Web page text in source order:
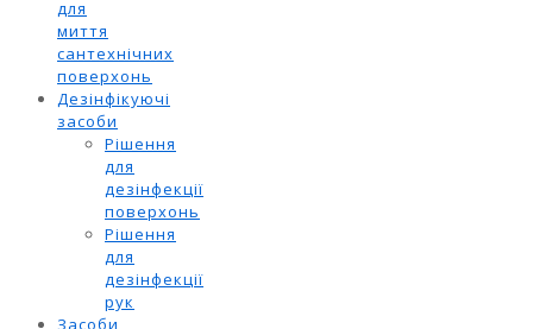
для
миття
сантехнічних
поверхонь
Дезінфікуючі
засоби
Рішення
для
дезінфекції
поверхонь
Рішення
для
дезінфекції
рук
Засоби